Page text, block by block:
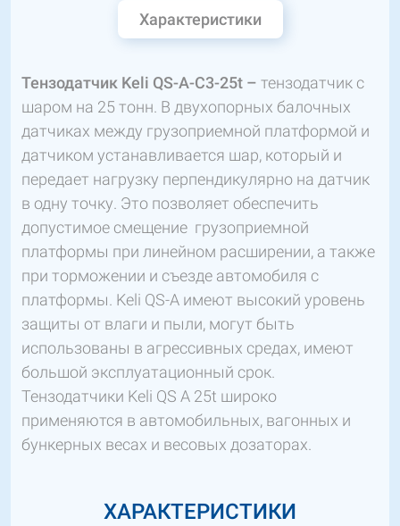
Характеристики
Тензодатчик Keli QS-A-C3-25t – тензодатчик с
шаром на 25 тонн. В двухопорных балочных
датчиках между грузоприемной платформой и
датчиком устанавливается шар, который и
передает нагрузку перпендикулярно на датчик
в одну точку. Это позволяет обеспечить
допустимое смещение грузоприемной
платформы при линейном расширении, а также
при торможении и съезде автомобиля с
платформы. Keli QS-A имеют высокий уровень
защиты от влаги и пыли, могут быть
использованы в агрессивных средах, имеют
большой эксплуатационный срок.
Тензодатчики Keli QS A 25t широко
применяются в автомобильных, вагонных и
бункерных весах и весовых дозаторах.
ХАРАКТЕРИСТИКИ